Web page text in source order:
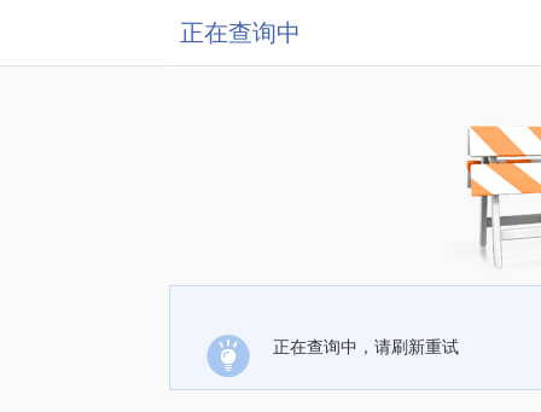
正在查询中
正在查询中，请刷新重试